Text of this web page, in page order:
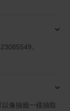
。
像抽籤一樣抽取